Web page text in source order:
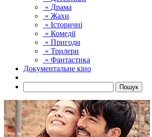
« Драма
« Жахи
« Історичні
« Комедії
« Пригоди
« Трилери
« Фантастика
Документальне кіно
Пошук